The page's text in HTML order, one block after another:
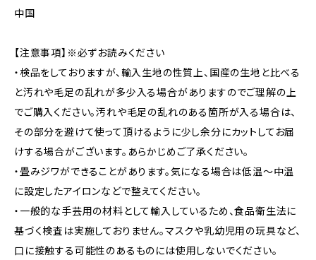
中国
【注意事項】※必ずお読みください
・検品をしておりますが、輸入生地の性質上、国産の生地と比べる
と汚れや毛足の乱れが多少入る場合がありますのでご理解の上
でご購入ください。汚れや毛足の乱れのある箇所が入る場合は、
その部分を避けて使って頂けるように少し余分にカットしてお届
けする場合がございます。あらかじめご了承ください。
・畳みジワができることがあります。気になる場合は低温〜中温
に設定したアイロンなどで整えてください。
・一般的な手芸用の材料として輸入しているため、食品衛生法に
基づく検査は実施しておりません。マスクや乳幼児用の玩具など、
口に接触する可能性のあるものには使用しないでください。